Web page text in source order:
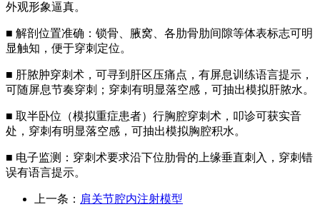
外观形象逼真。
■ 解剖位置准确：锁骨、腋窝、各肋骨肋间隙等体表标志可明
显触知，便于穿刺定位。
■ 肝脓肿穿刺术，可寻到肝区压痛点，有屏息训练语言提示，
可随屏息节奏穿刺；穿刺有明显落空感，可抽出模拟肝脓水。
■ 取半卧位（模拟重症患者）行胸腔穿刺术，叩诊可获实音
处，穿刺有明显落空感，可抽出模拟胸腔积水。
■ 电子监测：穿刺术要求沿下位肋骨的上缘垂直刺入，穿刺错
误有语言提示。
上一条： 肩关节腔内注射模型